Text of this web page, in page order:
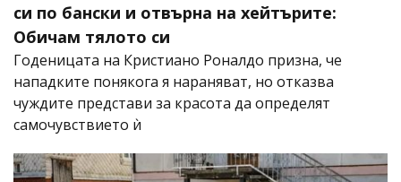
си по бански и отвърна на хейтърите:
Обичам тялото си
Годеницата на Кристиано Роналдо призна, че
нападките понякога я нараняват, но отказва
чуждите представи за красота да определят
самочувствието ѝ